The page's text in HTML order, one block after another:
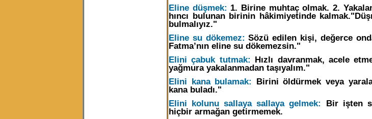
Eline düşmek: 1. Birine muhtaç olmak. 2.
hıncı bulunan birinin hâkimiyetinde
bulmalıyız."
Eline su dökemez: Sözü edilen kişi, değerce
Fatma’nın eline su dökemezsin."
Elini çabuk tutmak: Hızlı davranmak, acele
yağmura yakalanmadan taşıyalım."
Elini kana bulamak: Birini öldürmek veya
kana buladı."
Elini kolunu sallaya sallaya gelmek:
Bir işten
hiçbir armağan getirmemek.